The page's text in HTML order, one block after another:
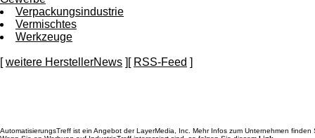
Verpackungsindustrie
Vermischtes
Werkzeuge
[weitere HerstellerNews ][ RSS-Feed ]
AutomatisierungsTreff ist ein Angebot der LayerMedia, Inc. Mehr Infos zum Unternehmen finden